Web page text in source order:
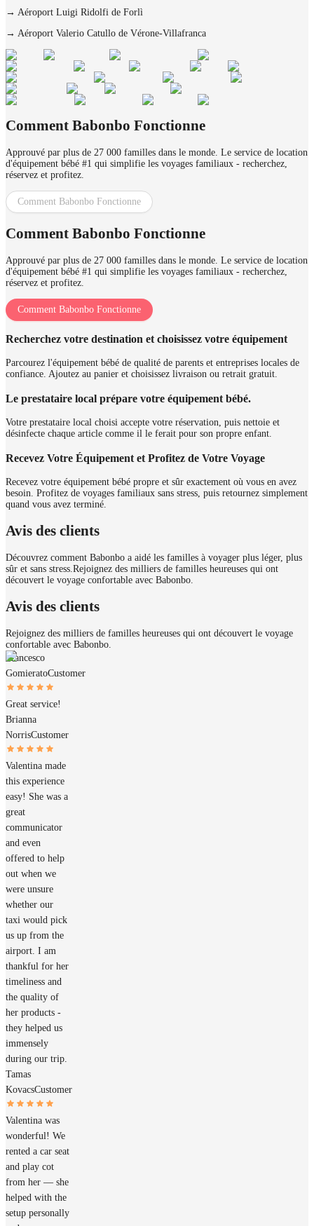
→ Aéroport Luigi Ridolfi de Forlì
→ Aéroport Valerio Catullo de Vérone-Villafranca
Comment Babonbo Fonctionne
Approuvé par plus de 27 000 familles dans le monde. Le service de location
d'équipement bébé #1 qui simplifie les voyages familiaux - recherchez,
réservez et profitez.
Comment Babonbo Fonctionne
Comment Babonbo Fonctionne
Approuvé par plus de 27 000 familles dans le monde. Le service de location
d'équipement bébé #1 qui simplifie les voyages familiaux - recherchez,
réservez et profitez.
Comment Babonbo Fonctionne
Recherchez votre destination et choisissez votre équipement
Parcourez l'équipement bébé de qualité de parents et entreprises locales de
confiance. Ajoutez au panier et choisissez livraison ou retrait gratuit.
Le prestataire local prépare votre équipement bébé.
Votre prestataire local choisi accepte votre réservation, puis nettoie et
désinfecte chaque article comme il le ferait pour son propre enfant.
Recevez Votre Équipement et Profitez de Votre Voyage
Recevez votre équipement bébé propre et sûr exactement où vous en avez
besoin. Profitez de voyages familiaux sans stress, puis retournez simplement
quand vous avez terminé.
Avis des clients
Découvrez comment Babonbo a aidé les familles à voyager plus léger, plus
sûr et sans stress. Rejoignez des milliers de familles heureuses qui ont
découvert le voyage confortable avec Babonbo.
Avis des clients
Rejoignez des milliers de familles heureuses qui ont découvert le voyage
confortable avec Babonbo.
Francesco
GomieratoCustomer
Great service!
Brianna
NorrisCustomer
Valentina made
this experience
easy! She was a
great
communicator
and even
offered to help
out when we
were unsure
whether our
taxi would pick
us up from the
airport. I am
thankful for her
timeliness and
the quality of
her products -
they helped us
immensely
during our trip.
Tamas
KovacsCustomer
Valentina was
wonderful! We
rented a car seat
and play cot
from her — she
helped with the
setup personally